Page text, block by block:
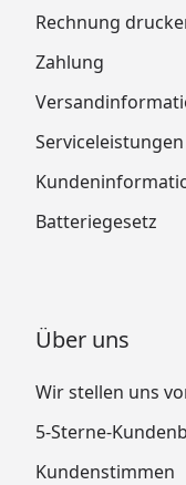
Rechnung
Zahlung
Serviceleistungen
Batteriegesetz
Über uns
Wir stellen uns
5-Sterne-
Kundenstimmen